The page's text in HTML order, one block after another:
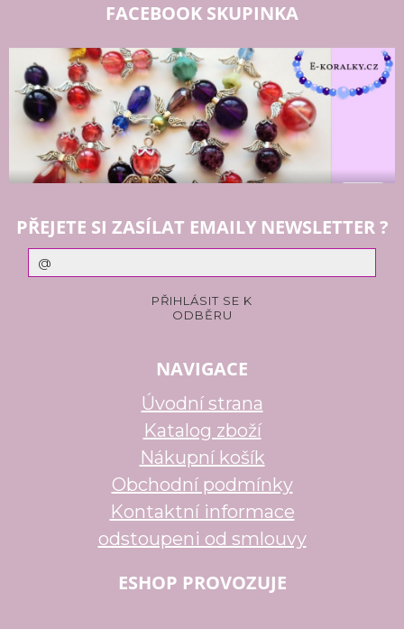
FACEBOOK SKUPINKA
PŘEJETE SI ZASÍLAT EMAILY NEWSLETTER ?
NAVIGACE
Úvodní strana
Katalog zboží
Nákupní košík
Obchodní podmínky
Kontaktní informace
odstoupeni od smlouvy
ESHOP PROVOZUJE